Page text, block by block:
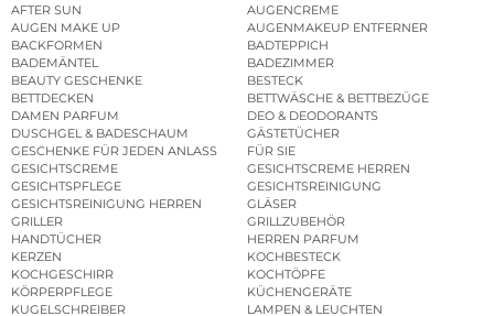
AFTER SUN
AUGENCREME
AUGEN MAKE UP
AUGENMAKEUP ENTFERNER
BACKFORMEN
BADTEPPICH
BADEMÄNTEL
BADEZIMMER
BEAUTY GESCHENKE
BESTECK
BETTDECKEN
BETTWÄSCHE & BETTBEZÜGE
DAMEN PARFUM
DEO & DEODORANTS
DUSCHGEL & BADESCHAUM
GÄSTETÜCHER
GESCHENKE FÜR JEDEN ANLASS
FÜR SIE
GESICHTSCREME
GESICHTSCREME HERREN
GESICHTSPFLEGE
GESICHTSREINIGUNG
GESICHTSREINIGUNG HERREN
GLÄSER
GRILLER
GRILLZUBEHÖR
HANDTÜCHER
HERREN PARFUM
KERZEN
KOCHBESTECK
KOCHGESCHIRR
KOCHTÖPFE
KÖRPERPFLEGE
KÜCHENGERÄTE
KUGELSCHREIBER
LAMPEN & LEUCHTEN